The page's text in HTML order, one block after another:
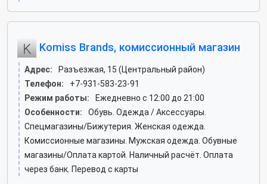
Komiss Brands, комиссионный магазин
Адрес:
Разъезжая, 15 (Центральный район)
Телефон:
+7-931-583-23-91
Режим работы:
Ежедневно с 12:00 до 21:00
Особенности:
Обувь. Одежда / Аксессуары.
Спецмагазины/Бижутерия. Женская одежда.
Комиссионные магазины. Мужская одежда. Обувные
магазины/Оплата картой. Наличный расчёт. Оплата
через банк. Перевод с карты